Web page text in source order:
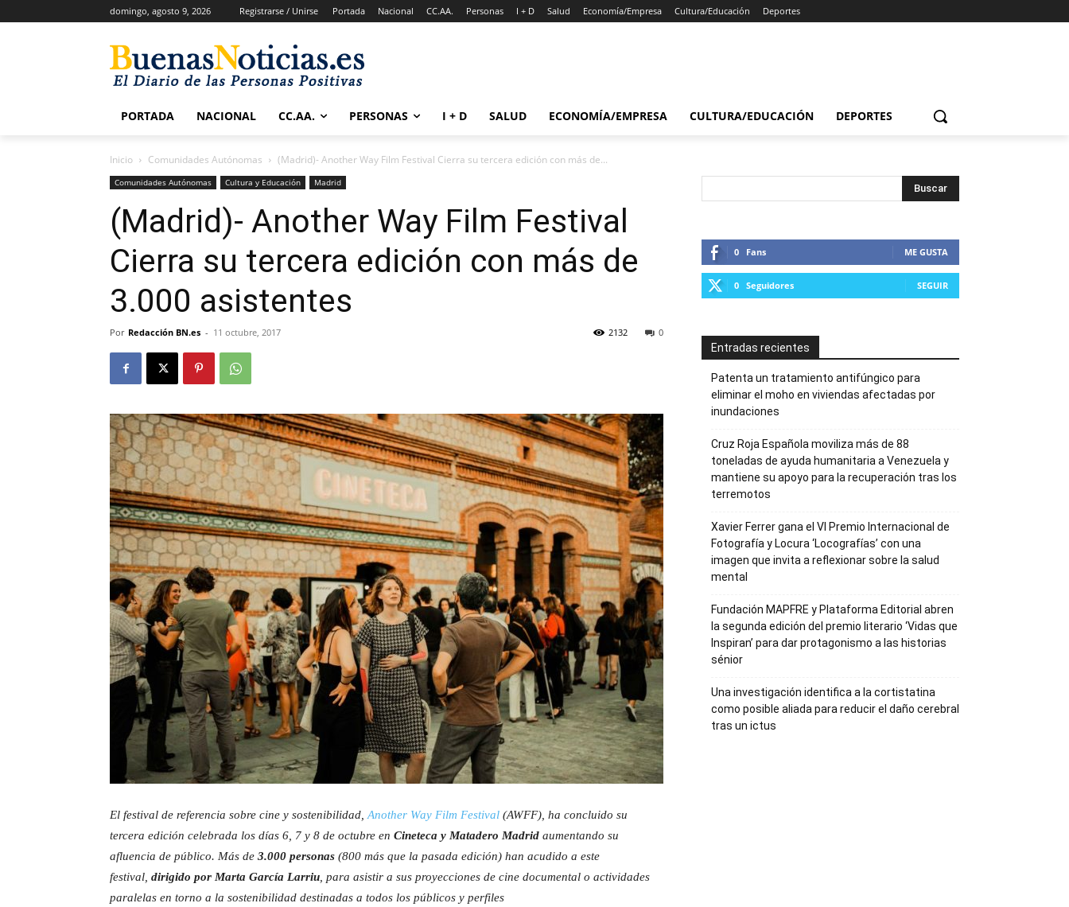
domingo, agosto 9, 2026 Registrarse / Unirse Portada Nacional CC.AA. Personas I + D Salud Economía/Empresa Cultura/Educación Deportes
PORTADA NACIONAL CC.AA. PERSONAS I + D SALUD ECONOMÍA/EMPRESA CULTURA/EDUCACIÓN DEPORTES
Inicio Comunidades Autónomas (Madrid)- Another Way Film Festival Cierra su tercera edición con más de...
Comunidades Autónomas Cultura y Educación Madrid
(Madrid)- Another Way Film Festival
Cierra su tercera edición con más de
3.000 asistentes
Por Redacción BN.es - 11 octubre, 2017 0
2132
El festival de referencia sobre cine y sostenibilidad, Another Way Film Festival (AWFF), ha concluido su
tercera edición celebrada los días 6, 7 y 8 de octubre en Cineteca y Matadero Madrid aumentando su
afluencia de público. Más de 3.000 personas (800 más que la pasada edición) han acudido a este
festival, dirigido por Marta García Larriu , para asistir a sus proyecciones de cine documental o actividades
paralelas en torno a la sostenibilidad destinadas a todos los públicos y perfiles
0 Fans ME GUSTA
0 Seguidores SEGUIR
Entradas recientes
Patenta un tratamiento antifúngico para
eliminar el moho en viviendas afectadas por
inundaciones
Cruz Roja Española moviliza más de 88
toneladas de ayuda humanitaria a Venezuela y
mantiene su apoyo para la recuperación tras los
terremotos
Xavier Ferrer gana el VI Premio Internacional de
Fotografía y Locura ‘Locografías’ con una
imagen que invita a reflexionar sobre la salud
mental
Fundación MAPFRE y Plataforma Editorial abren
la segunda edición del premio literario ‘Vidas que
Inspiran’ para dar protagonismo a las historias
sénior
Una investigación identifica a la cortistatina
como posible aliada para reducir el daño cerebral
tras un ictus